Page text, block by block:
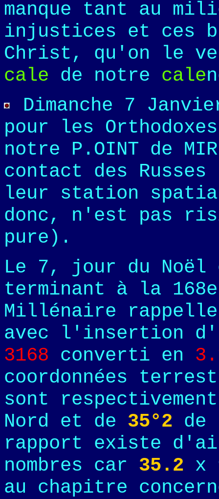
manque tant au
injustices et ces
Christ, qu'on le
cale de notre cale
Dimanche 7
pour les
notre P.OINT de
contact des
leur station
donc, n'est pas
pure).
Le 7, jour du Noël
terminant à la
Millénaire
avec l'insertion
3168 converti en
coordonnées
sont
Nord et de 35°2 de
rapport existe
nombres car 35.2 x
au chapitre